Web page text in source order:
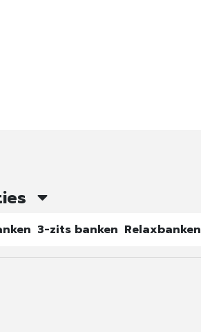
3-zits banken Relaxbanken